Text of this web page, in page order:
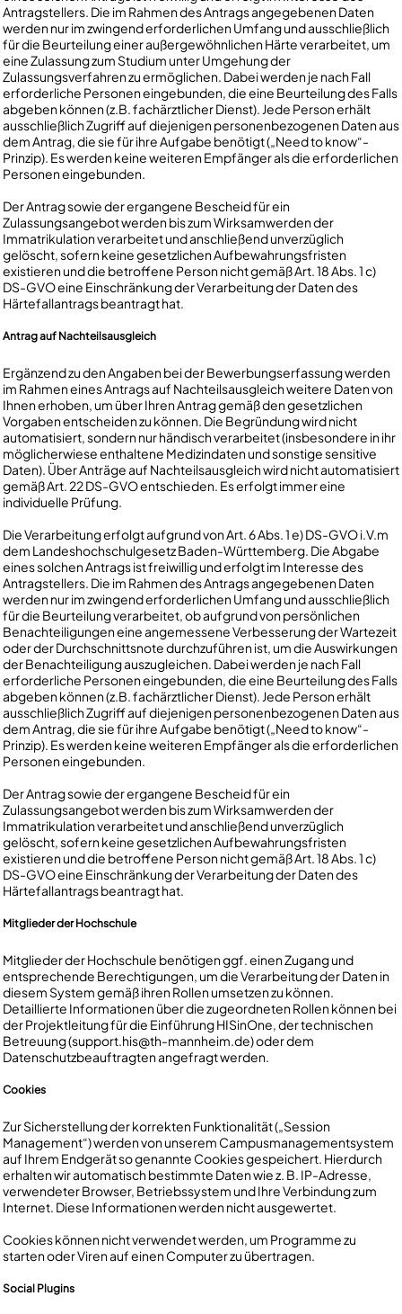
Antragstellers. Die im Rahmen des Antrags angegebenen Daten
werden nur im zwingend erforderlichen Umfang und ausschließlich
für die Beurteilung einer außergewöhnlichen Härte verarbeitet, um
eine Zulassung zum Studium unter Umgehung der
Zulassungsverfahren zu ermöglichen. Dabei werden je nach Fall
erforderliche Personen eingebunden, die eine Beurteilung des Falls
abgeben können (z.B. fachärztlicher Dienst). Jede Person erhält
ausschließlich Zugriff auf diejenigen personenbezogenen Daten aus
dem Antrag, die sie für ihre Aufgabe benötigt („Need to know“-
Prinzip). Es werden keine weiteren Empfänger als die erforderlichen
Personen eingebunden.
Der Antrag sowie der ergangene Bescheid für ein
Zulassungsangebot werden bis zum Wirksamwerden der
Immatrikulation verarbeitet und anschließend unverzüglich
gelöscht, sofern keine gesetzlichen Aufbewahrungsfristen
existieren und die betroffene Person nicht gemäß Art. 18 Abs. 1 c)
DS-GVO eine Einschränkung der Verarbeitung der Daten des
Härtefallantrags beantragt hat.
Antrag auf Nachteilsausgleich
Ergänzend zu den Angaben bei der Bewerbungserfassung werden
im Rahmen eines Antrags auf Nachteilsausgleich weitere Daten von
Ihnen erhoben, um über Ihren Antrag gemäß den gesetzlichen
Vorgaben entscheiden zu können. Die Begründung wird nicht
automatisiert, sondern nur händisch verarbeitet (insbesondere in ihr
möglicherwiese enthaltene Medizindaten und sonstige sensitive
Daten). Über Anträge auf Nachteilsausgleich wird nicht automatisiert
gemäß Art. 22 DS-GVO entschieden. Es erfolgt immer eine
individuelle Prüfung.
Die Verarbeitung erfolgt aufgrund von Art. 6 Abs. 1 e) DS-GVO i.V.m
dem Landeshochschulgesetz Baden-Württemberg. Die Abgabe
eines solchen Antrags ist freiwillig und erfolgt im Interesse des
Antragstellers. Die im Rahmen des Antrags angegebenen Daten
werden nur im zwingend erforderlichen Umfang und ausschließlich
für die Beurteilung verarbeitet, ob aufgrund von persönlichen
Benachteiligungen eine angemessene Verbesserung der Wartezeit
oder der Durchschnittsnote durchzuführen ist, um die Auswirkungen
der Benachteiligung auszugleichen. Dabei werden je nach Fall
erforderliche Personen eingebunden, die eine Beurteilung des Falls
abgeben können (z.B. fachärztlicher Dienst). Jede Person erhält
ausschließlich Zugriff auf diejenigen personenbezogenen Daten aus
dem Antrag, die sie für ihre Aufgabe benötigt („Need to know“-
Prinzip). Es werden keine weiteren Empfänger als die erforderlichen
Personen eingebunden.
Der Antrag sowie der ergangene Bescheid für ein
Zulassungsangebot werden bis zum Wirksamwerden der
Immatrikulation verarbeitet und anschließend unverzüglich
gelöscht, sofern keine gesetzlichen Aufbewahrungsfristen
existieren und die betroffene Person nicht gemäß Art. 18 Abs. 1 c)
DS-GVO eine Einschränkung der Verarbeitung der Daten des
Härtefallantrags beantragt hat.
Mitglieder der Hochschule
Mitglieder der Hochschule benötigen ggf. einen Zugang und
entsprechende Berechtigungen, um die Verarbeitung der Daten in
diesem System gemäß ihren Rollen umsetzen zu können.
Detaillierte Informationen über die zugeordneten Rollen können bei
der Projektleitung für die Einführung HISinOne, der technischen
Betreuung (support.his@th-mannheim.de) oder dem
Datenschutzbeauftragten angefragt werden.
Cookies
Zur Sicherstellung der korrekten Funktionalität („Session
Management“) werden von unserem Campusmanagementsystem
auf Ihrem Endgerät so genannte Cookies gespeichert. Hierdurch
erhalten wir automatisch bestimmte Daten wie z. B. IP-Adresse,
verwendeter Browser, Betriebssystem und Ihre Verbindung zum
Internet. Diese Informationen werden nicht ausgewertet.
Cookies können nicht verwendet werden, um Programme zu
starten oder Viren auf einen Computer zu übertragen.
Social Plugins